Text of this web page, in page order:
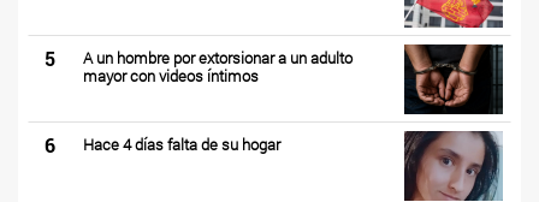
5
A un hombre por extorsionar a un adulto
mayor con videos íntimos
6 Hace 4 días falta de su hogar